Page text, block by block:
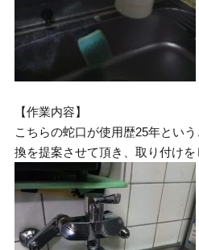
【作業内容】
こちらの蛇口が使用歴25年とい
換を提案させて頂き、取り付けを